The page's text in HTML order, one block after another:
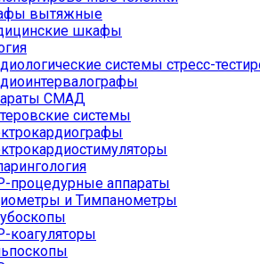
вытяжные
шкафы
системы стресс-
СМАД
системы
процедурные аппараты
и Тимпанометры
коагуляторы